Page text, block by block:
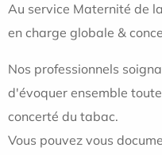
Au service Maternité de
en charge globale &
Nos professionnels
d'évoquer ensemble
concerté du tabac.
Vous pouvez vous